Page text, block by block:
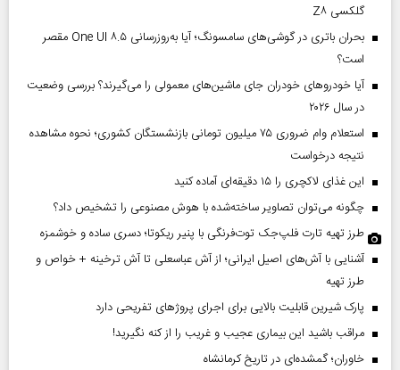
گلکسی Z۸
بحران باتری در گوشی‌های سامسونگ؛ آیا به‌روزرسانی One UI ۸.۵ مقصر
است؟
آیا خودروهای خودران جای ماشین‌های معمولی را می‌گیرند؟ بررسی وضعیت
در سال ۲۰۲۶
استعلام وام ضروری ۷۵ میلیون تومانی بازنشستگان کشوری؛ نحوه مشاهده
نتیجه درخواست
این غذای لاکچری را ۱۵ دقیقه‌ای آماده کنید
چگونه می‌توان تصاویر ساخته‌شده با هوش مصنوعی را تشخیص داد؟
طرز تهیه تارت فلپ‌جک توت‌فرنگی با پنیر ریکوتا؛ دسری ساده و خوشمزه
آشنایی با آش‌های اصیل ایرانی؛ از آش عباسعلی تا آش ترخینه + خواص و
طرز تهیه
پارک شیرین قابلیت‌ بالایی برای اجرای پروژهای تفریحی دارد
مراقب باشید این بیماری عجیب و غریب را از کنه نگیرید!
خاوران؛ گمشده‌ای در تاریخ کرمانشاه